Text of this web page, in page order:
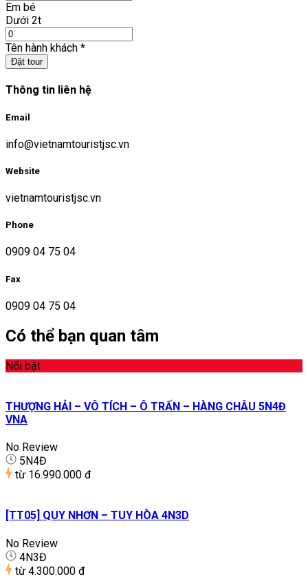
Em bé
Dưới 2t
Tên hành khách *
Đặt tour
Thông tin liên hệ
Email
info@vietnamtouristjsc.vn
Website
vietnamtouristjsc.vn
Phone
0909 04 75 04
Fax
0909 04 75 04
Có thể bạn quan tâm
Nổi bật
THƯỢNG HẢI – VÔ TÍCH – Ô TRẤN – HÀNG CHÂU 5N4Đ
VNA
No Review
5N4Đ
từ 16.990.000 đ
[TT05] QUY NHƠN – TUY HÒA 4N3D
No Review
4N3Đ
từ 4.300.000 đ